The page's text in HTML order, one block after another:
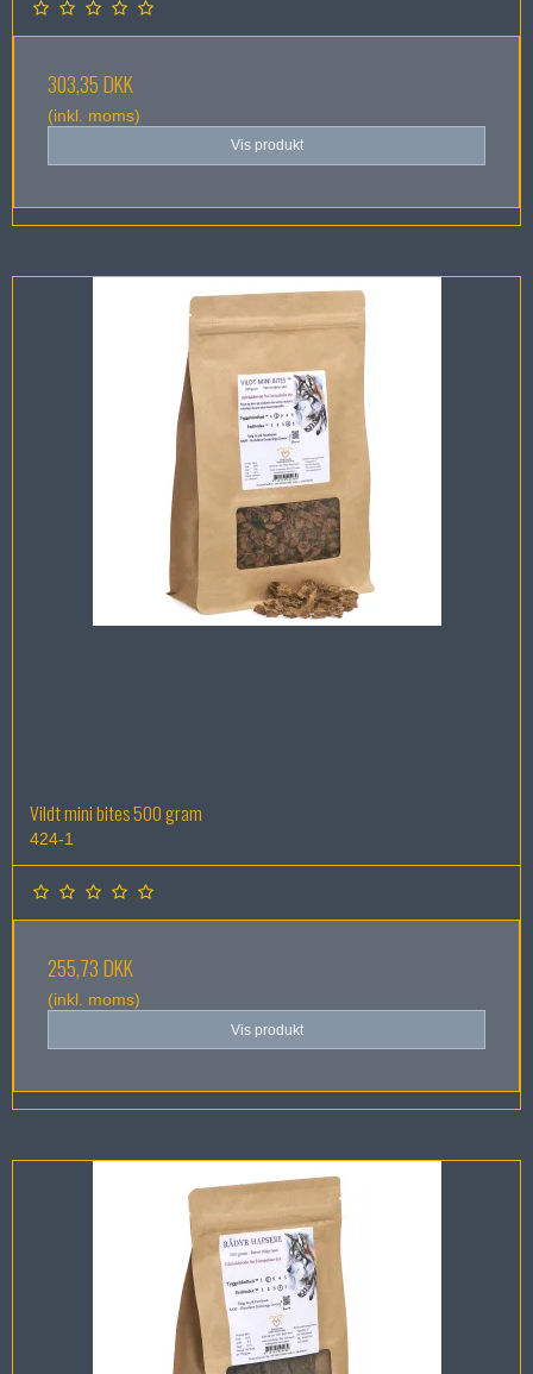
303,35 DKK
(inkl. moms)
Vis produkt
Vildt mini bites 500 gram
424-1
255,73 DKK
(inkl. moms)
Vis produkt